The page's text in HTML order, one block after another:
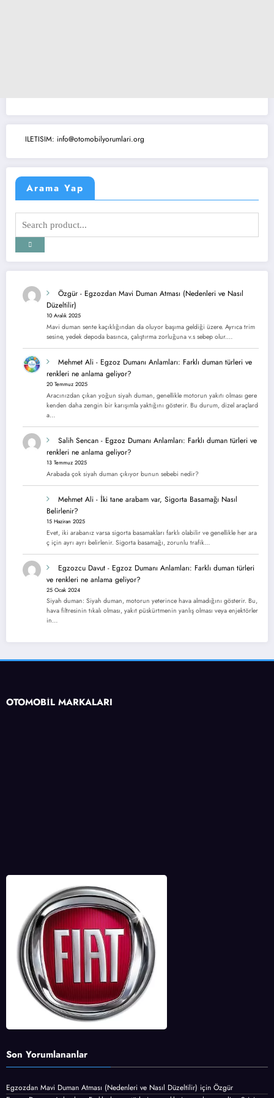
ILETISIM: info@otomobilyorumlari.org
Arama Yap
Özgür - Egzozdan Mavi Duman Atması (Nedenleri ve Nasıl
Düzeltilir)
10 Aralık 2025
Mavi duman sente kaçıklığından da oluyor başıma geldiği üzere. Ayrıca trim
sesine, yedek depoda basınca, çalıştırma zorluğuna v.s sebep olur.…
Mehmet Ali - Egzoz Dumanı Anlamları: Farklı duman türleri ve
renkleri ne anlama geliyor?
20 Temmuz 2025
Aracınızdan çıkan yoğun siyah duman, genellikle motorun yakıtı olması gere
kenden daha zengin bir karışımla yaktığını gösterir. Bu durum, dizel araçlard
a…
Salih Sencan - Egzoz Dumanı Anlamları: Farklı duman türleri ve
renkleri ne anlama geliyor?
13 Temmuz 2025
Arabada çok siyah duman çıkıyor bunun sebebi nedir?
Mehmet Ali - İki tane arabam var, Sigorta Basamağı Nasıl
Belirlenir?
15 Haziran 2025
Evet, iki arabanız varsa sigorta basamakları farklı olabilir ve genellikle her ara
ç için ayrı ayrı belirlenir. Sigorta basamağı, zorunlu trafik…
Egzozcu Davut - Egzoz Dumanı Anlamları: Farklı duman türleri
ve renkleri ne anlama geliyor?
25 Ocak 2024
Siyah duman: Siyah duman, motorun yeterince hava almadığını gösterir. Bu,
hava filtresinin tıkalı olması, yakıt püskürtmenin yanlış olması veya enjektörler
in…
OTOMOBİL MARKALARI
Son Yorumlananlar
Egzozdan Mavi Duman Atması (Nedenleri ve Nasıl Düzeltilir) için Özgür